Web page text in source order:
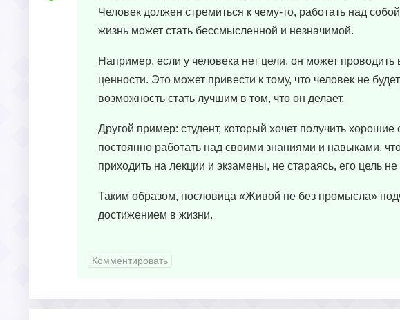
Человек должен стремиться к чему-то, работать над
жизнь может стать бессмысленной и незначимой.
Например, если у человека нет цели, он может
ценности. Это может привести к тому, что человек не
возможность стать лучшим в том, что он делает.
Другой пример: студент, который хочет получить
постоянно работать над своими знаниями и навыками,
приходить на лекции и экзамены, не стараясь, его цель
Таким образом, пословица «Живой не без промысла»
достижением в жизни.
Комментировать